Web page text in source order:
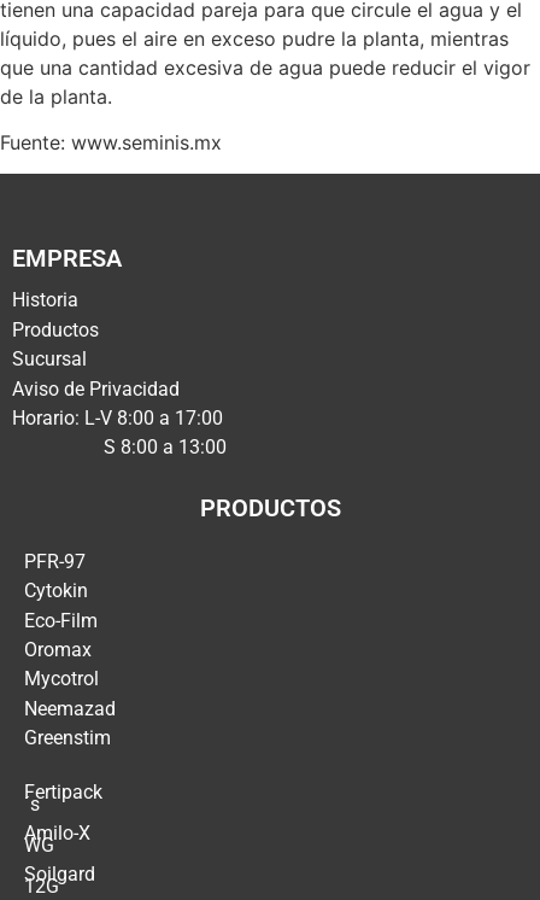
tienen una capacidad pareja para que circule el agua y el
líquido, pues el aire en exceso pudre la planta, mientras
que una cantidad excesiva de agua puede reducir el vigor
de la planta.
Fuente: www.seminis.mx
EMPRESA
Historia
Productos
Sucursal
Aviso de Privacidad
Horario: L-V 8:00 a 17:00
S 8:00 a 13:00
PRODUCTOS
PFR-97
Cytokin
Eco-Film
Oromax
Mycotrol
Neemazad
Greenstim
Fertipack
´s
Amilo-X
WG
Soilgard
12G